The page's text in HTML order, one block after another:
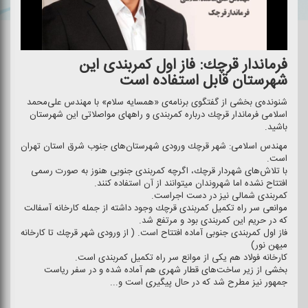
فرماندار قرچك: فاز اول كمربندی این
شهرستان قابل استفاده است
شنونده‌ی بخشی از گفتگوی برنامه‌ی «همسایه سلام» با مهندس علی‌محمد
اسلامی فرماندار قرچك درباره كمربندی و راههای مواصلاتی این شهرستان
باشید.
مهندس اسلامی: شهر قرچك ورودی شهرستان‌های جنوب شرق استان تهران
است.
با تلاش‌های شهردار قرچك، اگرچه كمربندی جنوبی هنوز به صورت رسمی
افتتاح نشده اما شهروندان میتوانند از آن استفاده كنند.
كمربندی شمالی نیز در دست اجراست.
موانعی سر راه تكمیل كمربندی قرچك وجود داشته از جمله كارخانه آسفالت
كه در حریم این كمربندی بود و مرتفع شد.
فاز اول كمربندی جنوبی آماده افتتاح است. ( از ورودی شهر قرچك تا كارخانه
میهن نور)
كارخانه فولاد هم یكی از موانع سر راه تكمیل كمربندی است.
بخشی از زیر ساخت‌های قطار شهری هم آماده شده و در سفر ریاست
جمهور نیز مطرح شد كه در حال پیگیری است و...